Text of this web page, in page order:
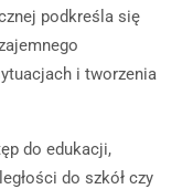
podkreśla się
i tworzenia
do edukacji,
do szkół czy